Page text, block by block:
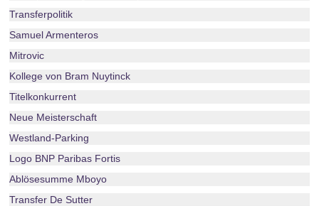
Transferpolitik
Samuel Armenteros
Mitrovic
Kollege von Bram Nuytinck
Titelkonkurrent
Neue Meisterschaft
Westland-Parking
Logo BNP Paribas Fortis
Ablösesumme Mboyo
Transfer De Sutter